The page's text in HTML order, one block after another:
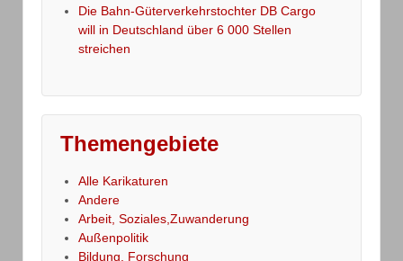
Die Bahn-Güterverkehrstochter DB Cargo
will in Deutschland über 6 000 Stellen
streichen
Themengebiete
Alle Karikaturen
Andere
Arbeit, Soziales,Zuwanderung
Außenpolitik
Bildung, Forschung